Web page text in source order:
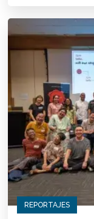
REPORTAJES